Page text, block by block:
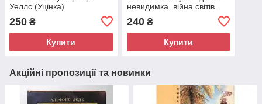
Уеллс (Уцінка)
250 ₴
Купити
невидимка. війна світів.
Оповідання» (Б/У - Уцінка)
240₴
Купити
Акційні пропозиції та новинки